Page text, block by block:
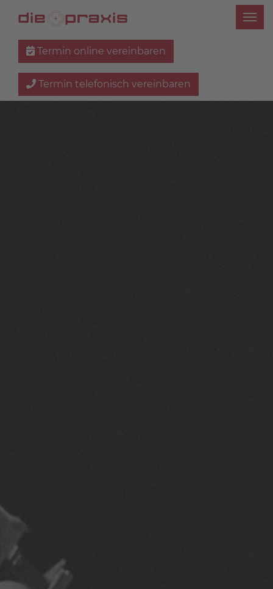
Termin online vereinbaren
Termin telefonisch vereinbaren